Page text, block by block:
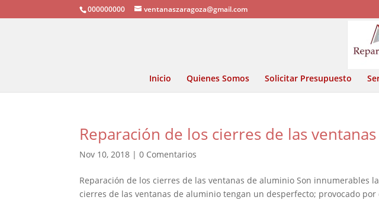
000000000 ventanaszaragoza@gmail.com
Inicio Quienes Somos Solicitar Presupuesto
Reparación de los cierres de las
Nov 10, 2018 |0 Comentarios
Reparación de los cierres de las ventanas de aluminio Son innumerables
cierres de las ventanas de aluminio tengan un desperfecto; provocado